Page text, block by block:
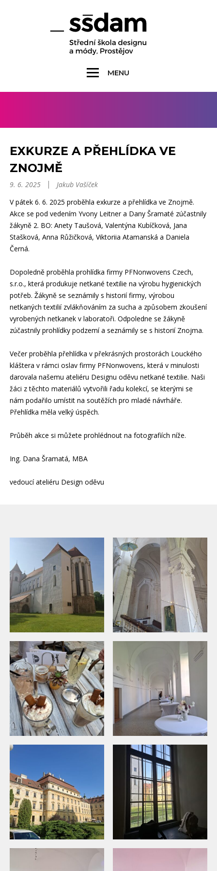
MENU
EXKURZE A PŘEHLÍDKA VE
ZNOJMĚ
9. 6. 2025
Jakub Vašíček
V pátek 6. 6. 2025 proběhla exkurze a přehlídka ve Znojmě.
Akce se pod vedením Yvony Leitner a Dany Šramaté zúčastnily
žákyně 2. BO: Anety Taušová, Valentýna Kubíčková, Jana
Stašková, Anna Růžičková, Viktoriia Atamanská a Daniela
Černá.
Dopoledně proběhla prohlídka firmy PFNonwovens Czech,
s.r.o., která produkuje netkané textilie na výrobu hygienických
potřeb. Žákyně se seznámily s historií firmy, výrobou
netkaných textilií zvlákňováním za sucha a způsobem zkoušení
vyrobených netkanek v laboratoři. Odpoledne se žákyně
zúčastnily prohlídky podzemí a seznámily se s historií Znojma.
Večer proběhla přehlídka v překrásných prostorách Louckého
kláštera v rámci oslav firmy PFNonwovens, která v minulosti
darovala našemu ateliéru Designu oděvu netkané textilie. Naši
žáci z těchto materiálů vytvořili řadu kolekcí, se kterými se
nám podařilo umístit na soutěžích pro mladé návrháře.
Přehlídka měla velký úspěch.
Průběh akce si můžete prohlédnout na fotografiích níže.
Ing. Dana Šramatá, MBA
vedoucí ateliéru Design oděvu